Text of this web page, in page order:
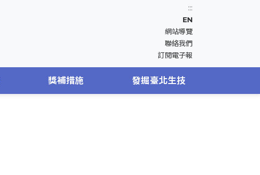
:::
EN
網站導覽
聯絡我們
訂閱電子報
獎補措施 發掘臺北生技